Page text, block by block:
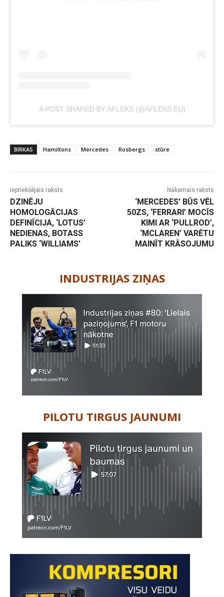
A POST SHARED BY AFLEKS (@AFLEKS.EU)
BIRKAS Hamiltons Mercedes Rosbergs stūre
Iepriekšējais raksts
DZINĒJU
HOMOLOGĀCIJAS
DEFINĪCIJA, ‘LOTUS’
NEDIENAS, BOTASS
PALIKS ‘WILLIAMS’
Nākamais raksts
‘MERCEDES’ BŪS VĒL
50ZS, ‘FERRARI’ MOCĪS
KIMI AR ‘PULLROD’,
‘MCLAREN’ VARĒTU
MAINĪT KRĀSOJUMU
INDUSTRIJAS ZIŅAS
PILOTU TIRGUS JAUNUMI